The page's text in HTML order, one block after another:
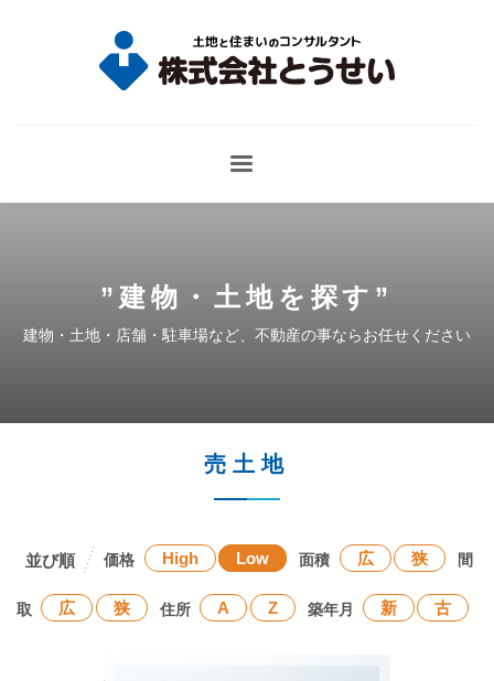
” 建物・土地を探す ”
建物・土地・店舗・駐車場など、不動産の事ならお任せください
売土地
価格 High Low 面積 広 狭 間
取 広 狭 住所 A Z 築年月 新 古